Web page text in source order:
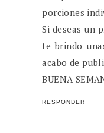
porciones
Si deseas un
te brindo
acabo de
BUENA
RESPONDER